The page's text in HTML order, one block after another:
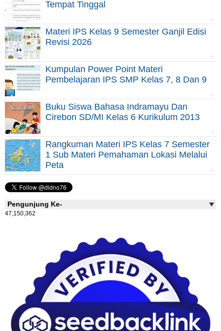
Tempat Tinggal
Materi IPS Kelas 9 Semester Ganjil Edisi
Revisi 2026
Kumpulan Power Point Materi
Pembelajaran IPS SMP Kelas 7, 8 Dan 9
Buku Siswa Bahasa Indramayu Dan
Cirebon SD/MI Kelas 6 Kurikulum 2013
Rangkuman Materi IPS Kelas 7 Semester
1 Sub Materi Pemahaman Lokasi Melalui
Peta
Pengunjung Ke-
47,150,362